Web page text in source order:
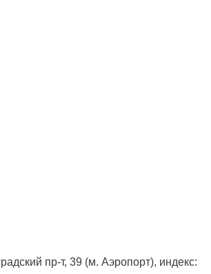
пр-т, 39 (м. Аэропорт), индекс: